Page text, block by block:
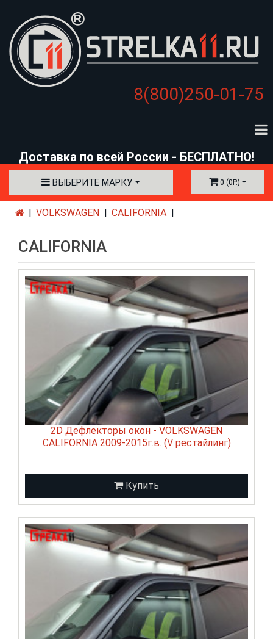
8(800)250-01-75
Доставка по всей России - БЕСПЛАТНО!
ВЫБЕРИТЕ МАРКУ 0 (0Р.)
VOLKSWAGEN CALIFORNIA
CALIFORNIA
2D Дефлекторы окон - VOLKSWAGEN
CALIFORNIA 2009-2015г.в. (V рестайлинг)
Купить